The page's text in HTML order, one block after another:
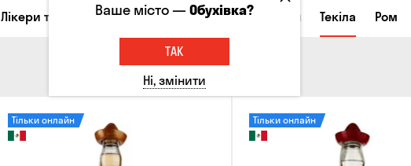
Лікери та настоянки Коньяки та бренді Джин Текіла Ром
Тільки онлайн Тільки онлайн
Ваше місто —Обухівка?
ТАК
Ні, змінити